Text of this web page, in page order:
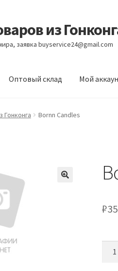
из
заявка buyservice24@gmail.com
Оптовый склад Мой
Мой аккаунт Новости
Гонконга Bornn Candles
₽